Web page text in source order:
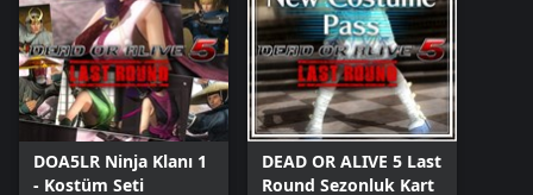
DOA5LR Ninja Klanı 1
- Kostüm Seti
DEAD OR ALIVE 5 Last
Round Sezonluk Kart